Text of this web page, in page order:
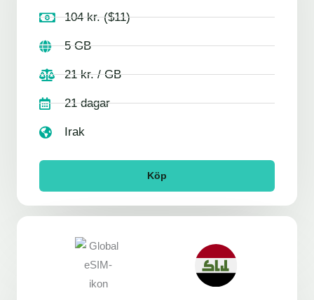
104 kr. ($11)
5 GB
21 kr. / GB
21 dagar
Irak
Köp